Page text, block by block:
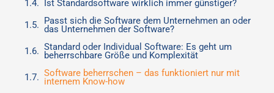
Ist Standardsoftware wirklich immer günstiger?
Passt sich die Software dem Unternehmen an oder
das Unternehmen der Software?
Standard oder Individual Software: Es geht um
beherrschbare Größe und Komplexität
Software beherrschen – das funktioniert nur mit
internem Know-how